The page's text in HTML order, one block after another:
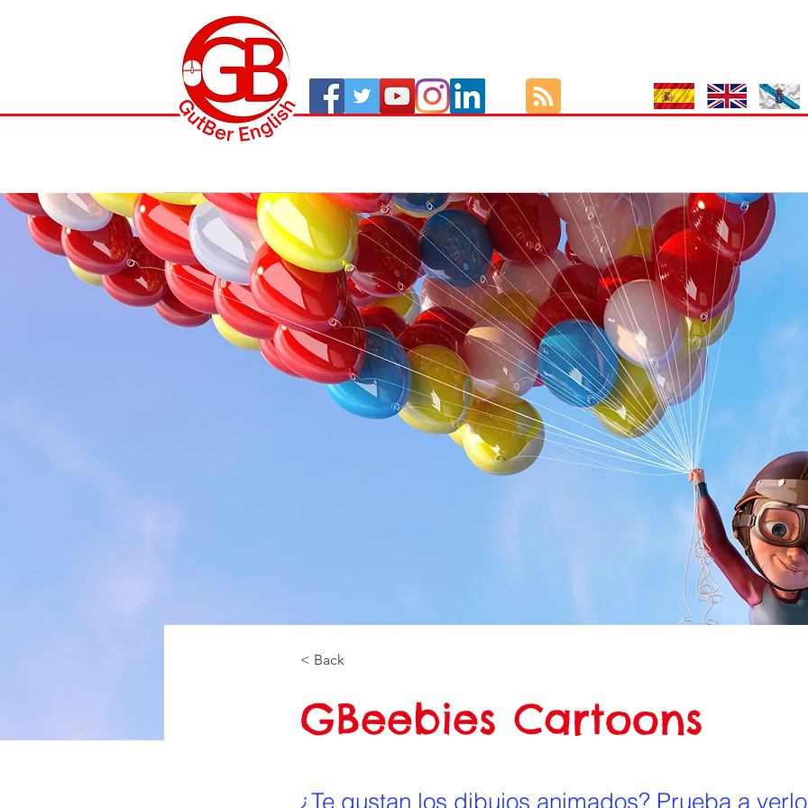
< Back
GBeebies Cartoons
¿Te gustan los dibujos animados? Prueba a